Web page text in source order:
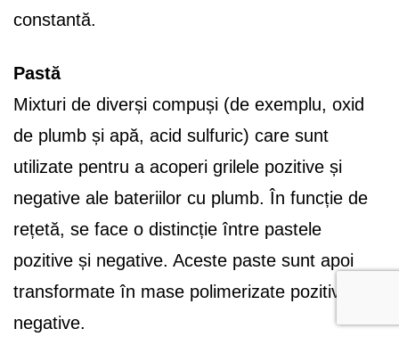
constantă.
Pastă
Mixturi de diverși compuși (de exemplu, oxid
de plumb și apă, acid sulfuric) care sunt
utilizate pentru a acoperi grilele pozitive și
negative ale bateriilor cu plumb. În funcție de
rețetă, se face o distincție între pastele
pozitive și negative. Aceste paste sunt apoi
transformate în mase polimerizate pozitive și
negative.